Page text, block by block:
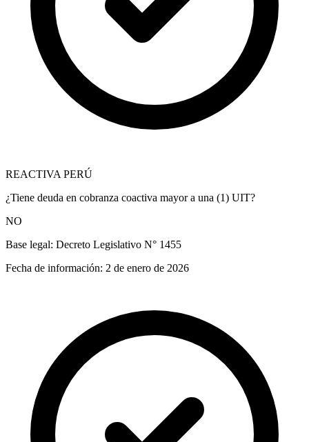
REACTIVA PERÚ
¿Tiene deuda en cobranza coactiva mayor a una (1) UIT?
NO
Base legal: Decreto Legislativo N° 1455
Fecha de información: 2 de enero de 2026